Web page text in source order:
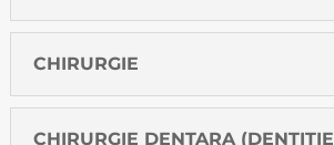
CHIRURGIE
CHIRURGIE DENTARA (DENTITIE